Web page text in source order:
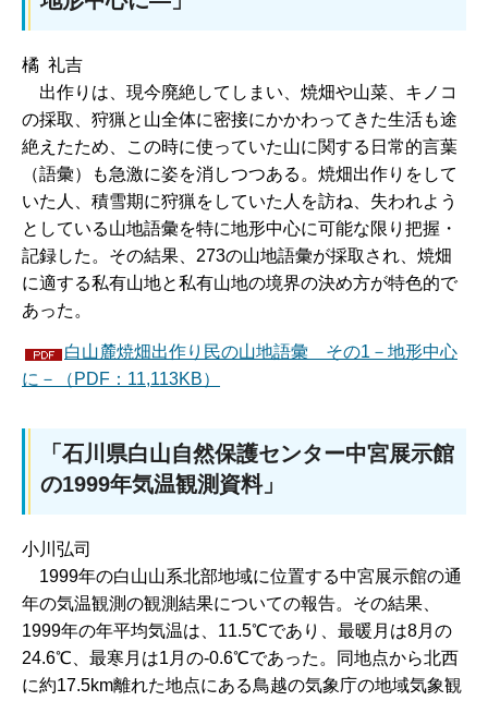
橘 礼吉
出作りは、現今廃絶してしまい、焼畑や山菜、キノコ
の採取、狩猟と山全体に密接にかかわってきた生活も途
絶えたため、この時に使っていた山に関する日常的言葉
（語彙）も急激に姿を消しつつある。焼畑出作りをして
いた人、積雪期に狩猟をしていた人を訪ね、失われよう
としている山地語彙を特に地形中心に可能な限り把握・
記録した。その結果、273の山地語彙が採取され、焼畑
に適する私有山地と私有山地の境界の決め方が特色的で
あった。
白山麓焼畑出作り民の山地語彙 その1－地形中心
に－（PDF：11,113KB）
「石川県白山自然保護センター中宮展示館
の1999年気温観測資料」
小川弘司
1999年の白山山系北部地域に位置する中宮展示館の通
年の気温観測の観測結果についての報告。その結果、
1999年の年平均気温は、11.5℃であり、最暖月は8月の
24.6℃、最寒月は1月の-0.6℃であった。同地点から北西
に約17.5km離れた地点にある鳥越の気象庁の地域気象観